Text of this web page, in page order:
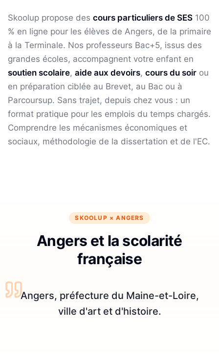
Skoolup propose des cours particuliers de SES 100
% en ligne pour les élèves de Angers, de la primaire
à la Terminale. Nos professeurs Bac+5, issus des
grandes écoles, accompagnent votre enfant en
soutien scolaire, aide aux devoirs, cours du soir ou
en préparation ciblée au Brevet, au Bac ou à
Parcoursup. Sans trajet, depuis chez vous : un
format pratique pour les emplois du temps chargés.
Comprendre les mécanismes économiques et
sociaux, méthodologie de la dissertation et de l'EC.
SKOOLUP ×ANGERS
Angers et la scolarité
française
Angers, préfecture du Maine-et-Loire,
ville d'art et d'histoire.